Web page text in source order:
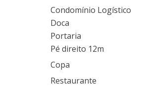
Condomínio Logístico
Doca
Portaria
Pé direito 12m
Copa
Restaurante